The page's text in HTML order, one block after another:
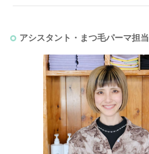
アシスタント・まつ毛パーマ担当